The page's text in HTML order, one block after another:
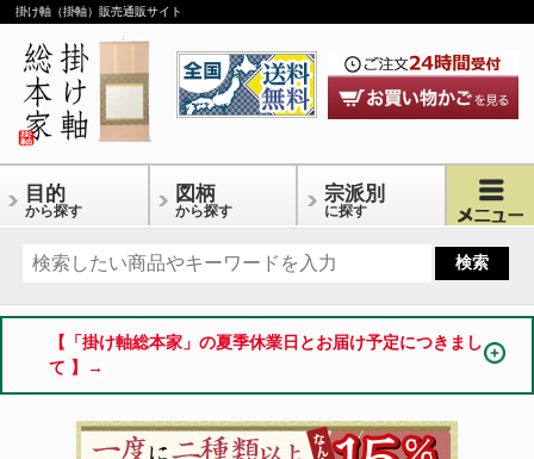
掛け軸（掛軸）販売通販サイト
目的
から探す
図柄
から探す
宗派別
に探す
【「掛け軸総本家」の夏季休業日とお届け予定につきまし
て 】→